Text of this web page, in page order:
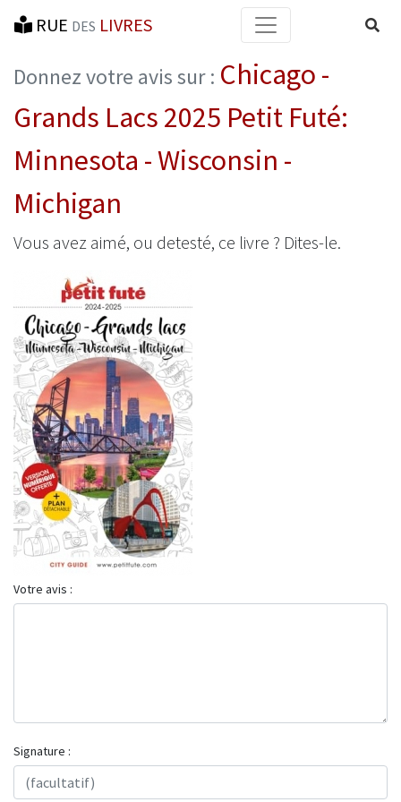
RUE DES LIVRES
Donnez votre avis sur : Chicago -
Grands Lacs 2025 Petit Futé:
Minnesota - Wisconsin -
Michigan
Vous avez aimé, ou detesté, ce livre ? Dites-le.
Votre avis :
Signature :